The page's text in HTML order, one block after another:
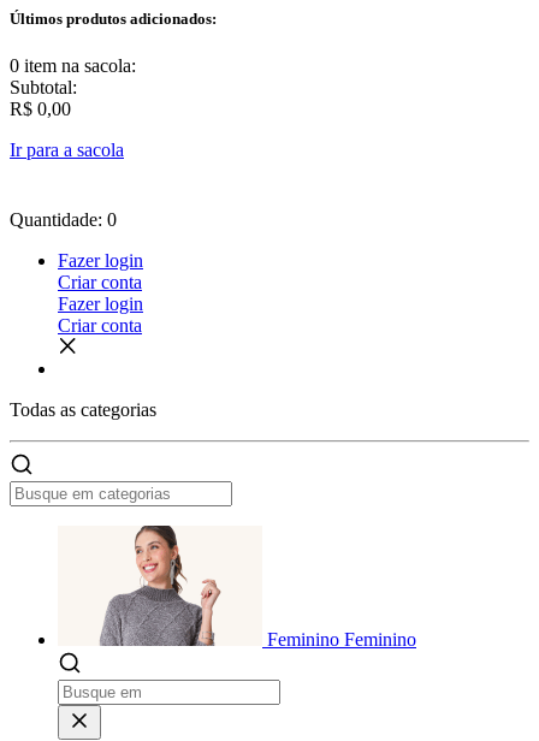
Últimos produtos adicionados:
0 item na sacola:
Subtotal:
R$ 0,00
Ir para a sacola
Quantidade: 0
Fazer login
Criar conta
Fazer login
Criar conta
Todas as categorias
Feminino Feminino